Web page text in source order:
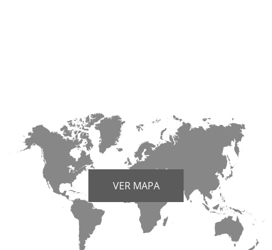
VER MAPA